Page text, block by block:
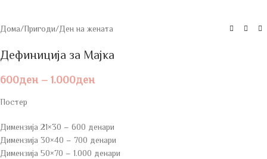
Дома/Пригоди/Ден на жената
Дефиниција за Мајка
600ден– 1.000ден
Постер
Димензија 21×30 – 600 денари
Димензија 30×40 – 700 денари
Димензија 50×70 – 1.000 денари